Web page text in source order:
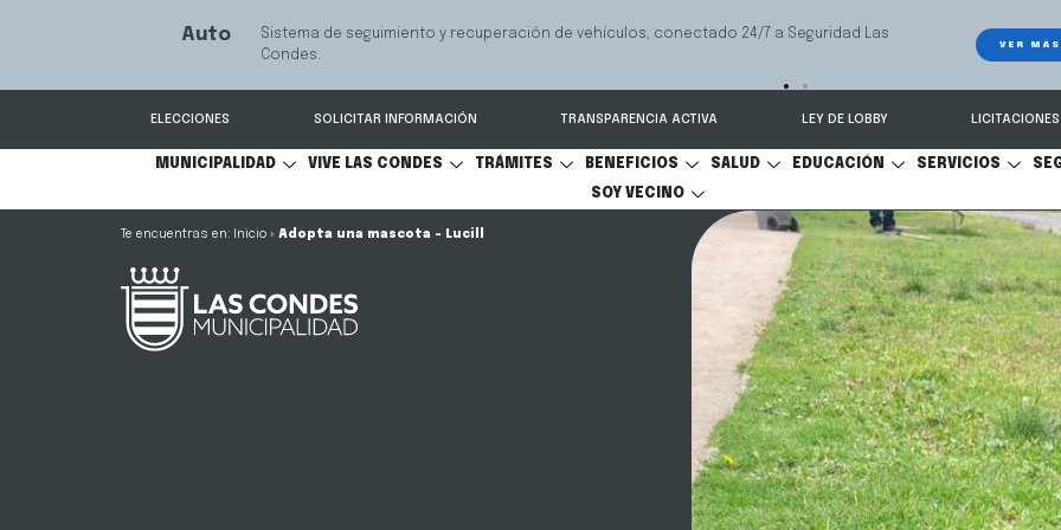
Mediación Familiar
Servicio que ayuda a las familias a resolver conflictos sobre pensión de alimentos,
ELECCIONES SOLICITAR INFORMACIÓN TRANSPARENCIA ACTIVA LEY DE LOBBY LICITACIONES
MUNICIPALIDAD VIVE LAS CONDES TRÁMITES BENEFICIOS SALUD EDUCACIÓN SERVICIOS
SOY VECINO
Inicio » Adopta una mascota – Lucill